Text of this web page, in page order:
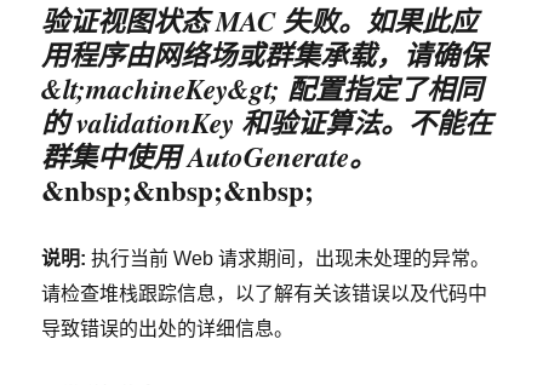
验证视图状态 MAC 失败。如果此应
用程序由网络场或群集承载，请确保
&lt;machineKey&gt; 配置指定了相同
的 validationKey 和验证算法。不能在
群集中使用 AutoGenerate。
&nbsp;&nbsp;&nbsp;
说明:执行当前 Web 请求期间，出现未处理的异常。
请检查堆栈跟踪信息，以了解有关该错误以及代码中
导致错误的出处的详细信息。